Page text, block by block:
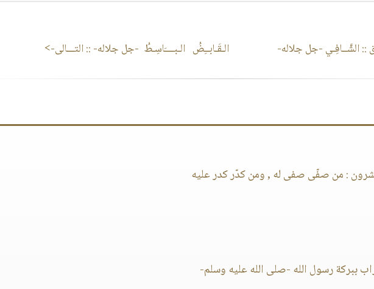
::الشَّــافِـي -جل جلاله- الـقَـابــِضُ الـبــــَاسِـطُ -جل جلاله- :: التـــالى->
: من صفّى صفى له , ومن كدّر كدر عليه
ببركة رسول الله -صلى الله عليه وسلم-